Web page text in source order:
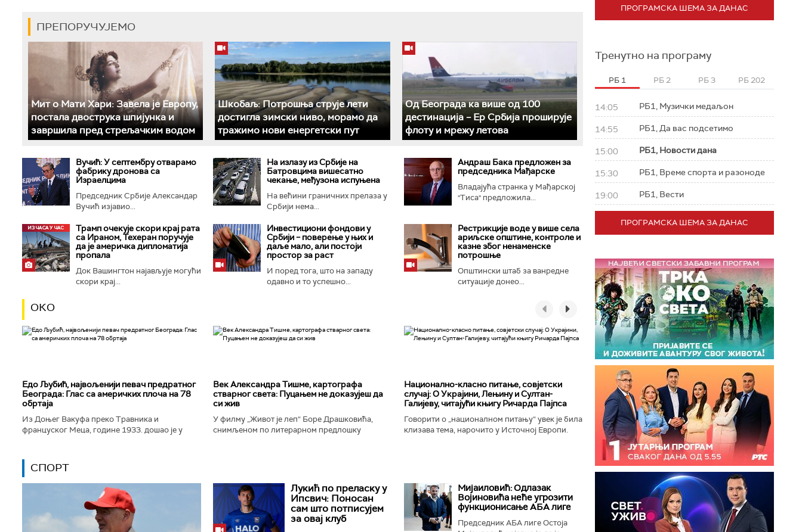
ПРЕПОРУЧУЈЕМО
Мит о Мати Хари: Завела је Европу,
постала двострука шпијунка и
завршила пред стрељачким водом
Шкобаљ: Потрошња струје лети
достигла зимски ниво, морамо да
тражимо нови енергетски пут
Од Београда ка више од 100
дестинација – Ер Србија проширује
флоту и мрежу летова
Вучић: У септембру отварамо
фабрику дронова са
Израелцима
Председник Србије Александар
Вучић изјавио...
На излазу из Србије на
Батровцима вишесатно
чекање, међузона испуњена
На већини граничних прелаза у
Србији нема...
Андраш Бакa предложен за
председника Мађарске
Владајућа странка у Мађарској
"Тиса" предложила...
Трамп очекује скори крај рата
са Ираном, Техеран поручује
да је америчка дипломатија
пропала
Док Вашингтон најављује могући
скори крај...
Инвестициони фондови у
Србији – поверење у њих и
даље мало, али постоји
простор за раст
И поред тога, што на западу
одавно и то успешно...
Рестрикције воде у више села
ариљске општине, контроле и
казне због ненаменске
потрошње
Општински штаб за ванредне
ситуације донео...
ОКО
Едо Љубић, највољенији певач предратног
Београда: Глас са америчких плоча на 78
обртаја
Из Доњег Вакуфа преко Травника и
француског Меца, године 1933. дошао је у
Век Александра Тишме, картографа
стварног света: Пуцањем не доказујеш да
си жив
У филму „Живот је леп“ Боре Драшковића,
снимљеном по литерарном предлошку
Национално-класнo питање, совјетски
случај: О Украјини, Лењину и Султан-
Галијеву, читајући књигу Ричарда Пајпса
Говорити о „националном питању“ увек је била
клизава тема, нарочито у Источној Европи.
СПОРТ
Лукић по преласку у
Ипсвич: Поносан
сам што потписујем
за овај клуб
Мијаиловић: Одлазак
Војиновића неће угрозити
функционисање АБА лиге
Председник АБА лиге Остоја
ПРОГРАМСКА ШЕМА ЗА ДАНАС
Тренутно на програму
РБ 1 РБ 2 РБ 3 РБ 202
14:05 РБ1, Музички медаљон
14:55 РБ1, Да вас подсетимо
15:00 РБ1, Новости дана
15:30 РБ1, Време спорта и разоноде
19:00 РБ1, Вести
ПРОГРАМСКА ШЕМА ЗА ДАНАС